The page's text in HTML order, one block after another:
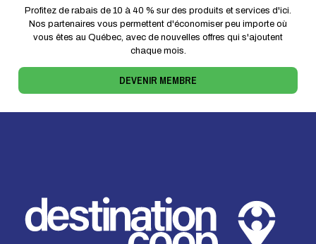
Profitez de rabais de 10 à 40 % sur des produits et services d'ici.
Nos partenaires vous permettent d'économiser peu importe où
vous êtes au Québec, avec de nouvelles offres qui s'ajoutent
chaque mois.
DEVENIR MEMBRE